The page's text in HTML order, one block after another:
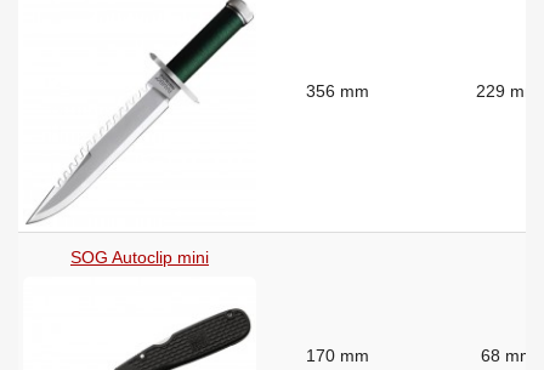
356 mm 229 mm
SOG Autoclip mini
170 mm 68 mm